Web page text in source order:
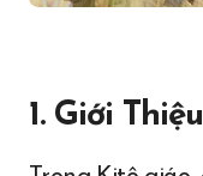
1. Giới Thiệu